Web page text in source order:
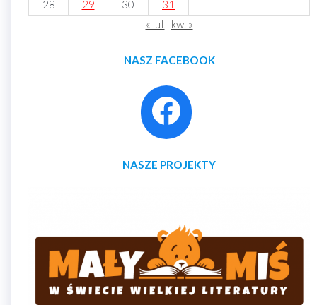
28 29 30
31
« lut kw. »
NASZ FACEBOOK
NASZE PROJEKTY